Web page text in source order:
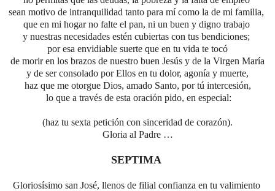
sean motivo de intranquilidad tanto para mí como la de mi familia,
que en mi hogar no falte el pan, ni un buen y digno trabajo
y nuestras necesidades estén cubiertas con tus bendiciones;
por esa envidiable suerte que en tu vida te tocó
de morir en los brazos de nuestro buen Jesús y de la Virgen María
y de ser consolado por Ellos en tu dolor, agonía y muerte,
haz que me otorgue Dios, amado Santo, por tú intercesión,
lo que a través de esta oración pido, en especial:
(haz tu sexta petición con sinceridad de corazón).
Gloria al Padre …
SEPTIMA
Gloriosísimo san José, llenos de filial confianza en tu valimiento